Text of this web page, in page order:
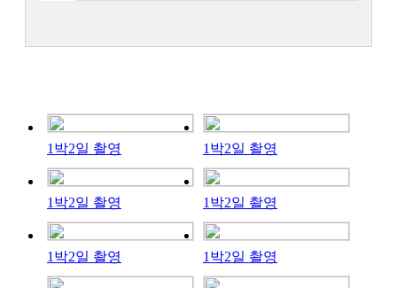
1박2일 촬영 1박2일 촬영
1박2일 촬영 1박2일 촬영
1박2일 촬영 1박2일 촬영